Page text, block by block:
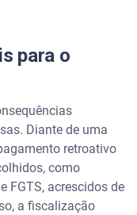
para o
Diante de uma
retroativo
como
FGTS, acrescidos de
a fiscalização